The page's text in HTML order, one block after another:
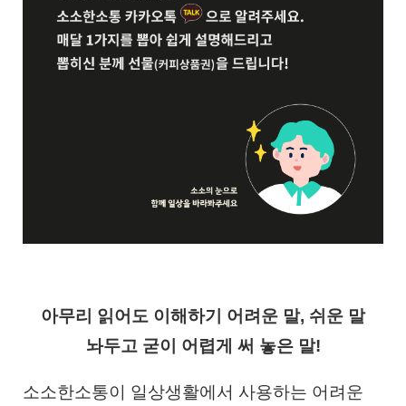
아무리 읽어도 이해하기 어려운 말, 쉬운 말
놔두고 굳이 어렵게 써 놓은 말!
소소한소통이 일상생활에서 사용하는 어려운